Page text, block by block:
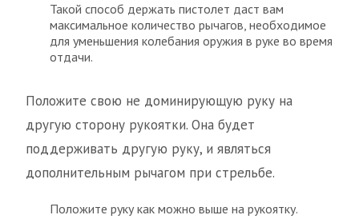
Такой способ держать пистолет даст вам
максимальное количество рычагов, необходимое
для уменьшения колебания оружия в руке во время
отдачи.
Положите свою не доминирующую руку на
другую сторону рукоятки. Она будет
поддерживать другую руку, и являться
дополнительным рычагом при стрельбе.
Положите руку как можно выше на рукоятку.